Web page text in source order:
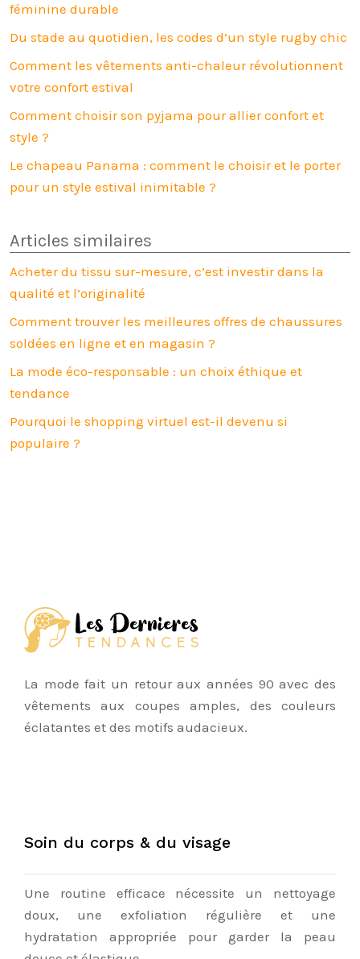
féminine durable
Du stade au quotidien, les codes d’un style rugby chic
Comment les vêtements anti-chaleur révolutionnent
votre confort estival
Comment choisir son pyjama pour allier confort et
style ?
Le chapeau Panama : comment le choisir et le porter
pour un style estival inimitable ?
Articles similaires
Acheter du tissu sur-mesure, c’est investir dans la
qualité et l’originalité
Comment trouver les meilleures offres de chaussures
soldées en ligne et en magasin ?
La mode éco-responsable : un choix éthique et
tendance
Pourquoi le shopping virtuel est-il devenu si
populaire ?
La mode fait un retour aux années 90 avec des
vêtements aux coupes amples, des couleurs
éclatantes et des motifs audacieux.
Soin du corps & du visage
Une routine efficace nécessite un nettoyage
doux, une exfoliation régulière et une
hydratation appropriée pour garder la peau